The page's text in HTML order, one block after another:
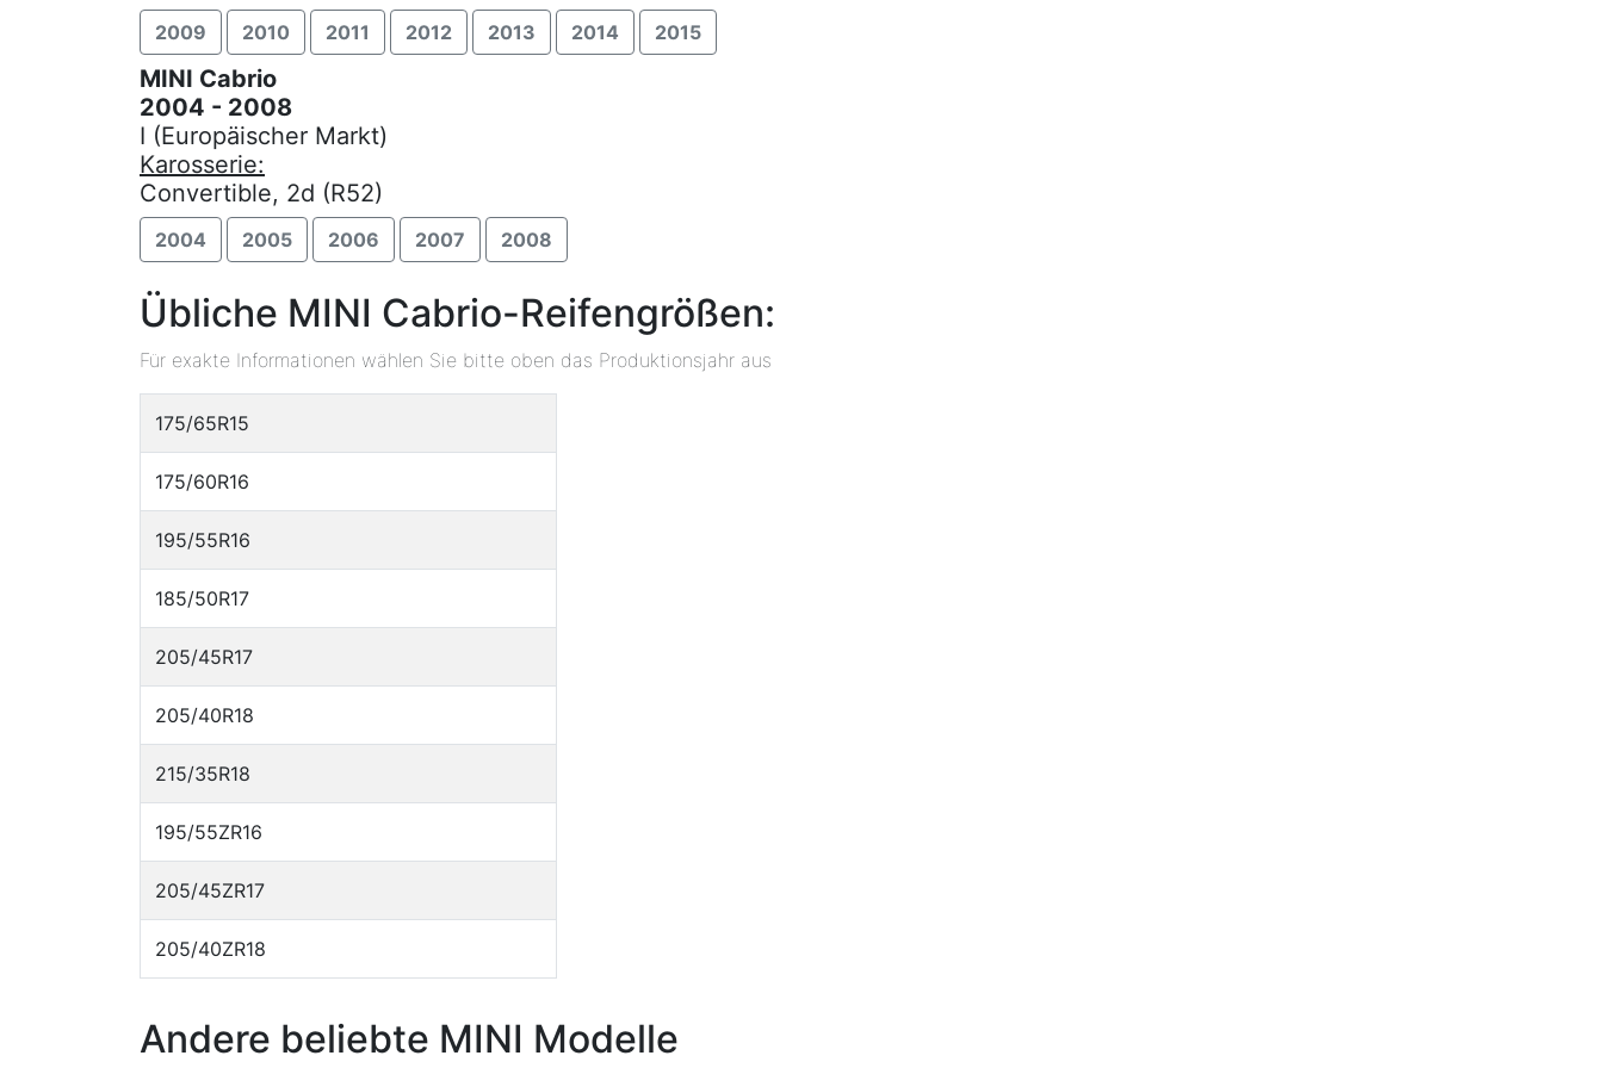
2009 2010 2011 2012 2013 2014 2015
MINI Cabrio
2004 - 2008
I (Europäischer Markt)
Karosserie:
Convertible, 2d (R52)
2004 2005 2006 2007 2008
Übliche MINI Cabrio-Reifengrößen:
Für exakte Informationen wählen Sie bitte oben das Produktionsjahr aus
175/65R15
175/60R16
195/55R16
185/50R17
205/45R17
205/40R18
215/35R18
195/55ZR16
205/45ZR17
205/40ZR18
Andere beliebte MINI Modelle